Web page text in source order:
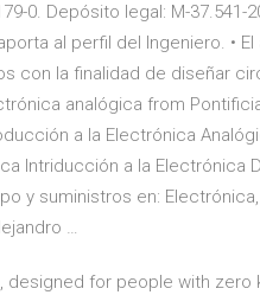
0. Depósito legal: M-37.541-
al perfil del Ingeniero. • El
con la finalidad de diseñar
analógica from
a la Electrónica
Intriducción a la Electrónica
y suministros en: Electrónica,
…
designed for people with zero